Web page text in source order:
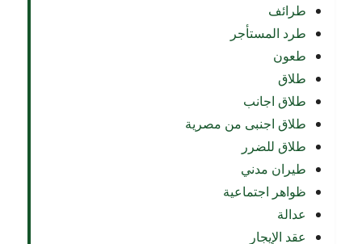
طرائف
طرد المستأجر
طعون
طلاق
طلاق اجانب
طلاق اجنبى من مصرية
طلاق للضرر
طيران مدني
ظواهر اجتماعية
عدالة
عقد الإيجار